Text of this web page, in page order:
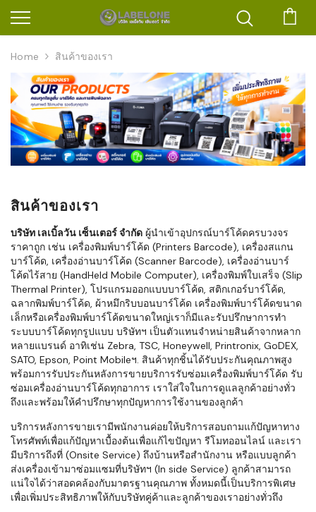
Home สินค้าของเรา
สินค้าของเรา
บริษัท เลเบิ้ลวัน เซ็นเตอร์ จำกัด ผู้นำเข้าอุปกรณ์บาร์โค้ดครบวงจร
ราคาถูก เช่น เครื่องพิมพ์บาร์โค้ด (Printers Barcode), เครื่องสแกน
บาร์โค้ด, เครื่องอ่านบาร์โค้ด (Scanner Barcode), เครื่องอ่านบาร์
โค้ดไร้สาย (HandHeld Mobile Computer), เครื่องพิมพ์ใบเสร็จ (Slip
Thermal Printer), โปรแกรมออกแบบบาร์โค้ด, สติกเกอร์บาร์โค้ด,
ฉลากพิมพ์บาร์โค้ด, ผ้าหมึกริบบอนบาร์โค้ด เครื่องพิมพ์บาร์โค้ดขนาด
เล็กหรือเครื่องพิมพ์บาร์โค้ดขนาดใหญ่เราก็มีและรับปรึกษาการทำ
ระบบบาร์โค้ดทุกรูปแบบ บริษัทฯ เป็นตัวแทนจำหน่ายสินค้าจากหลาก
หลายแบรนด์ อาทิเช่น Zebra, TSC, Honeywell, Printronix, GoDEX,
SATO, Epson, Point Mobileฯ. สินค้าทุกชิ้นได้รับประกันคุณภาพสูง
พร้อมการรับประกันหลังการขายบริการรับซ่อมเครื่องพิมพ์บาร์โค้ด รับ
ซ่อมเครื่องอ่านบาร์โค้ดทุกอาการ เราใส่ใจในการดูแลลูกค้าอย่างทั่ว
ถึงและพร้อมให้คำปรึกษาทุกปัญหาการใช้งานของลูกค้า
บริการหลังการขายเรามีพนักงานค่อยให้บริการสอบถามแก้ปัญหาทาง
โทรศัพท์เพื่อแก้ปัญหาเบื้องต้นเพื่อแก้ไขปัญหา รีโมทออนไลน์ และเรา
มีบริการถึงที่ (Onsite Service) ถึงบ้านหรือสำนักงาน หรือแบบลูกค้า
ส่งเครื่องเข้ามาซ่อมแซมที่บริษัทฯ (In side Service) ลูกค้าสามารถ
แน่ใจได้ว่าสอดคล้องกับมาตรฐานคุณภาพ ทั้งหมดนี้เป็นบริการพิเศษ
เพื่อเพิ่มประสิทธิภาพให้กับบริษัทคู่ค้าและลูกค้าของเราอย่างทั่วถึง